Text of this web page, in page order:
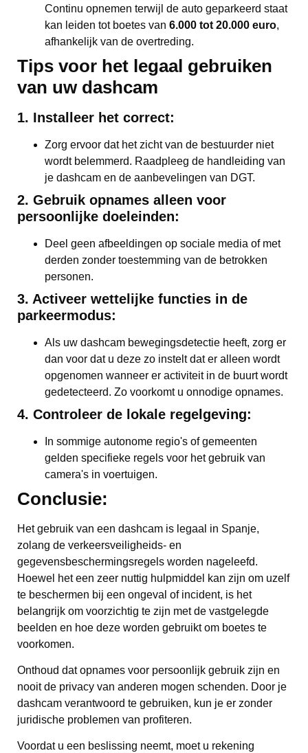
Continu opnemen terwijl de auto geparkeerd staat
kan leiden tot boetes van 6.000 tot 20.000 euro,
afhankelijk van de overtreding.
Tips voor het legaal gebruiken
van uw dashcam
1. Installeer het correct:
Zorg ervoor dat het zicht van de bestuurder niet
wordt belemmerd. Raadpleeg de handleiding van
je dashcam en de aanbevelingen van DGT.
2. Gebruik opnames alleen voor
persoonlijke doeleinden:
Deel geen afbeeldingen op sociale media of met
derden zonder toestemming van de betrokken
personen.
3. Activeer wettelijke functies in de
parkeermodus:
Als uw dashcam bewegingsdetectie heeft, zorg er
dan voor dat u deze zo instelt dat er alleen wordt
opgenomen wanneer er activiteit in de buurt wordt
gedetecteerd. Zo voorkomt u onnodige opnames.
4. Controleer de lokale regelgeving:
In sommige autonome regio's of gemeenten
gelden specifieke regels voor het gebruik van
camera's in voertuigen.
Conclusie:
Het gebruik van een dashcam is legaal in Spanje,
zolang de verkeersveiligheids- en
gegevensbeschermingsregels worden nageleefd.
Hoewel het een zeer nuttig hulpmiddel kan zijn om uzelf
te beschermen bij een ongeval of incident, is het
belangrijk om voorzichtig te zijn met de vastgelegde
beelden en hoe deze worden gebruikt om boetes te
voorkomen.
Onthoud dat opnames voor persoonlijk gebruik zijn en
nooit de privacy van anderen mogen schenden. Door je
dashcam verantwoord te gebruiken, kun je er zonder
juridische problemen van profiteren.
Voordat u een beslissing neemt, moet u rekening